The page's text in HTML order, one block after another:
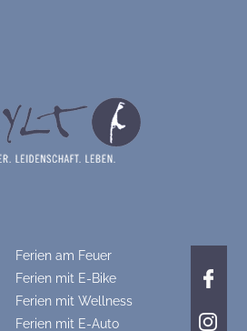
Ferien am Feuer
Ferien mit E-Bike
Ferien mit Wellness
Ferien mit E-Auto